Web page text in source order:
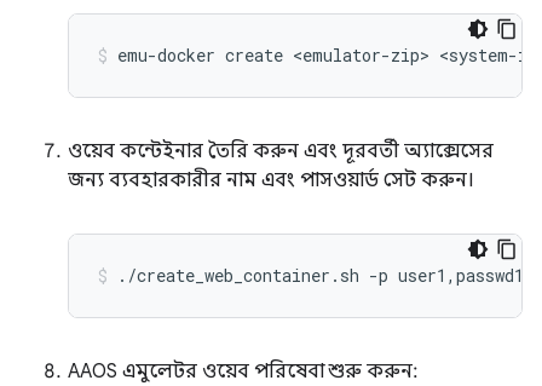
ওয়েব কন্টেইনার তৈরি করুন এবং দূরবর্তী অ্যাক্সেসের
জন্য ব্যবহারকারীর নাম এবং পাসওয়ার্ড সেট করুন।
AAOS এমুলেটর ওয়েব পরিষেবা শুরু করুন: